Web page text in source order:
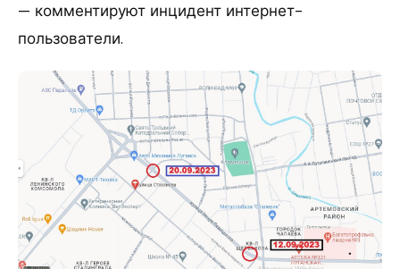
— комментируют инцидент интернет-
пользователи.